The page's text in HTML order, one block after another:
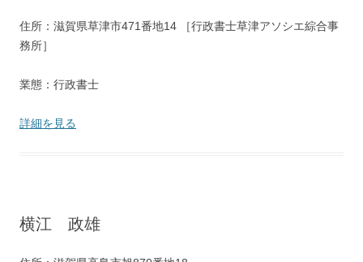
住所：滋賀県草津市471番地14 ［行政書士草津アソシエ綜合事
務所］
業態：行政書士
詳細を見る
横江 政雄